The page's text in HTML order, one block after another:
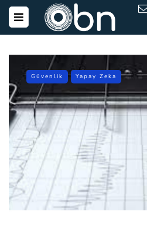
Güvenlik Yapay Zeka